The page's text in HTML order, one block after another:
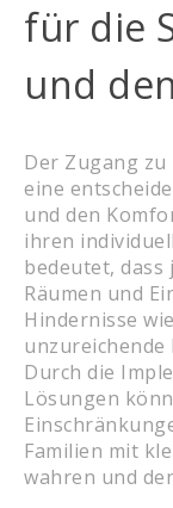
für die
und
Der Zugang
eine
und den
ihren
bedeutet, dass
Räumen und
Hindernisse
unzureichende
Durch die
Lösungen
Familien mit
wahren und